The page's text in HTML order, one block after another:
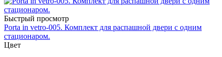
Быстрый просмотр
Porta in vetro-005. Комплект для распашной двери с одним
стационаром.
Цвет